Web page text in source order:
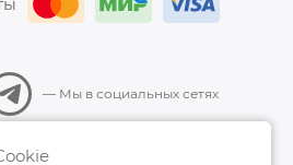
— Мы в социальных сетях